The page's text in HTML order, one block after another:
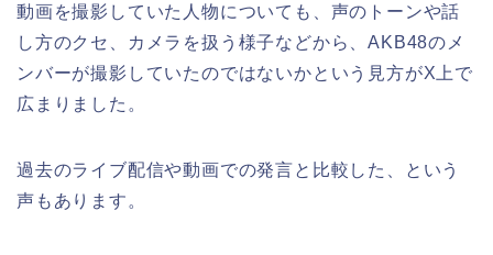
動画を撮影していた人物についても、声のトーンや話
し方のクセ、カメラを扱う様子などから、AKB48のメ
ンバーが撮影していたのではないかという見方がX上で
広まりました。
過去のライブ配信や動画での発言と比較した、という
声もあります。